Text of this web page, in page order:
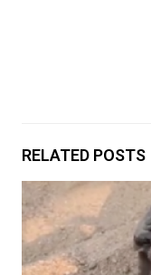
RELATED POSTS